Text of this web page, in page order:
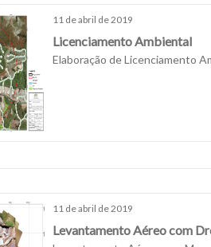
11 de abril de 2019
Licenciamento Ambiental
Elaboração de Licenciamento
11 de abril de 2019
Levantamento Aéreo com